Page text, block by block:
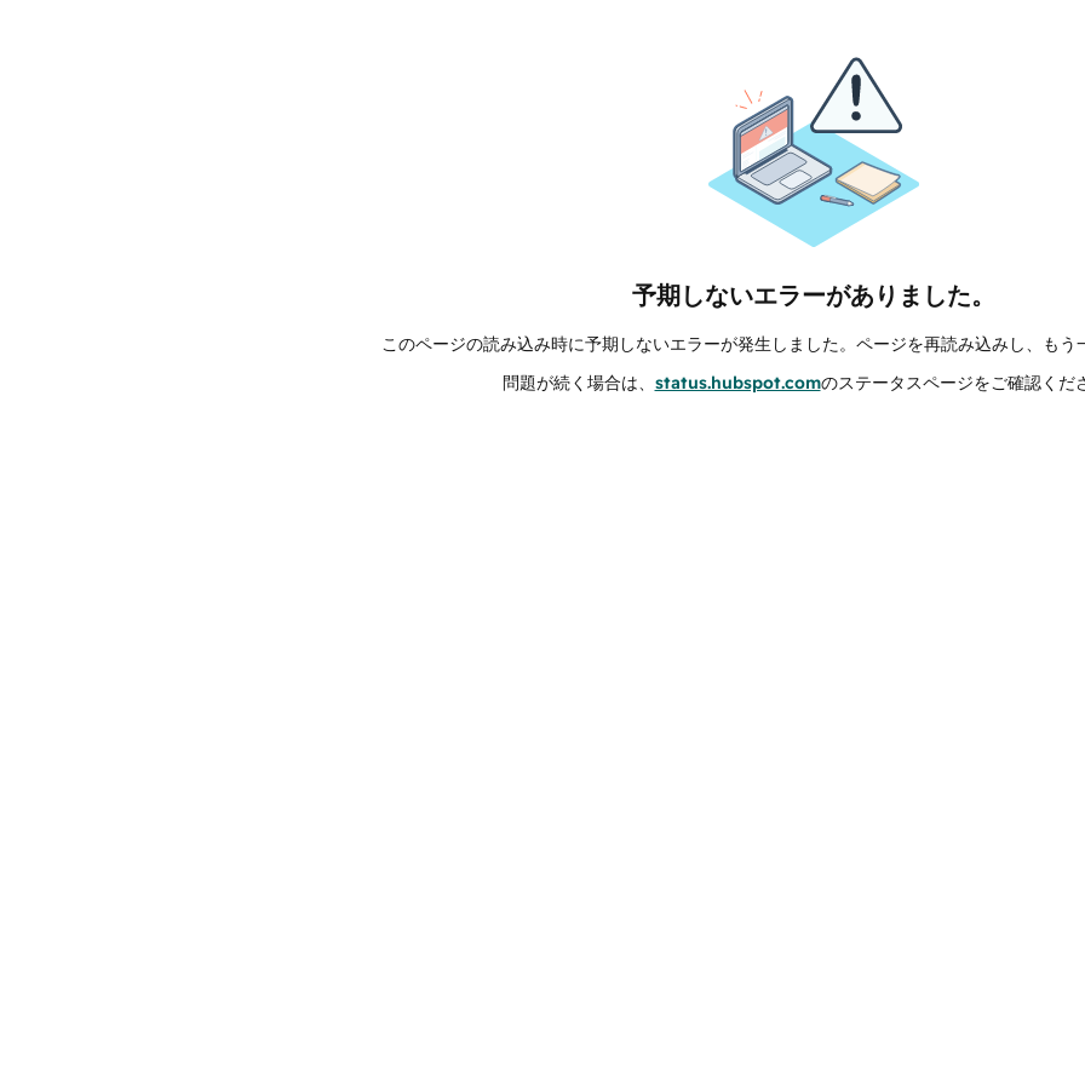
予期しないエラーがありました。
このページの読み込み時に予期しないエラーが発生しました。ページを再読み込みし、もう
問題が続く場合は、 status.hubspot.comのステータスページをご確認くだ